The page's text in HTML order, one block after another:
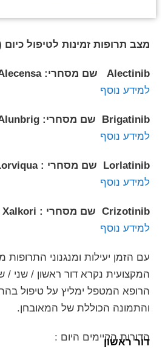
מצב תרופות זמינות לטיפול כיום
Alectinib שם מסחרי:
למידע נוסף
Brigatinib שם מסחרי:
למידע נוסף
Lorlatinib שם מסחרי :
למידע נוסף
Crizotinib שם מסחרי :
Xalkori
למידע נוסף
עם הזמן יעילות ומנגנוני
המקצועית נקרא דור ראשון / שני /
הרופא המטפל ימליץ על טיפול
והתמונה הכוללת של המאובחן.
הדורות הקיימים היום :
דור ראשון